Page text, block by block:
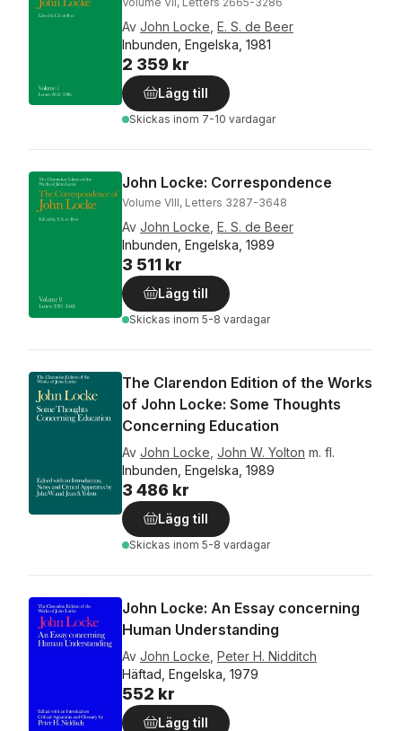
Av John Locke E. S. de Beer
Inbunden, Engelska, 1981
2 359 kr
Lägg till
Skickas inom 7-10 vardagar
John Locke: Correspondence
Volume VIII, Letters 3287-3648
Av John Locke E. S. de Beer
Inbunden, Engelska, 1989
3 511 kr
Lägg till
Skickas inom 5-8 vardagar
The Clarendon Edition of the Works
of John Locke: Some Thoughts
Concerning Education
Av John Locke John W. Yolton m. fl.
Inbunden, Engelska, 1989
3 486 kr
Lägg till
Skickas inom 5-8 vardagar
John Locke: An Essay concerning
Human Understanding
Av John Locke Peter H. Nidditch
Häftad, Engelska, 1979
552 kr
Lägg till